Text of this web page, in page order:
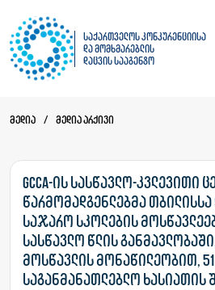
საქართველოს კონკურენციისა
და მომხმარებლის
დაცვის სააგენტო
მედია / მედია არქივი
GCCA-ის სასწავლო-კვლევითი
წარმომადგენლებმა
საჯარო სკოლების
სასწავლო წლის
მოსწავლის მონაწილეობით,
საგანმანათლებლო ხასიათის